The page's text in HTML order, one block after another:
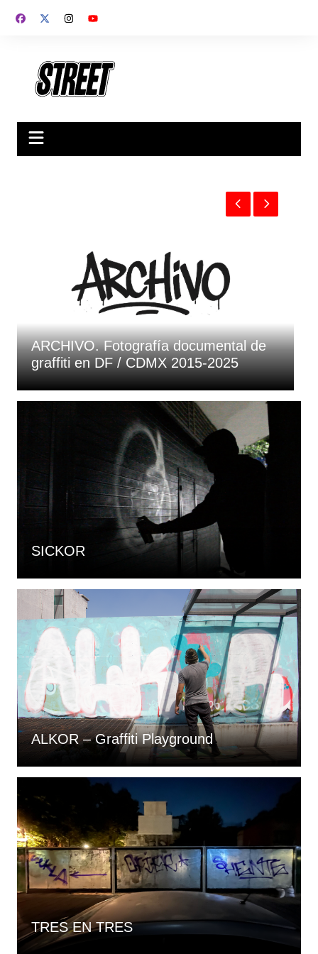
ARCHIVO. Fotografía documental de
graffiti en DF / CDMX 2015-2025
SICKOR
ALKOR – Graffiti Playground
TRES EN TRES